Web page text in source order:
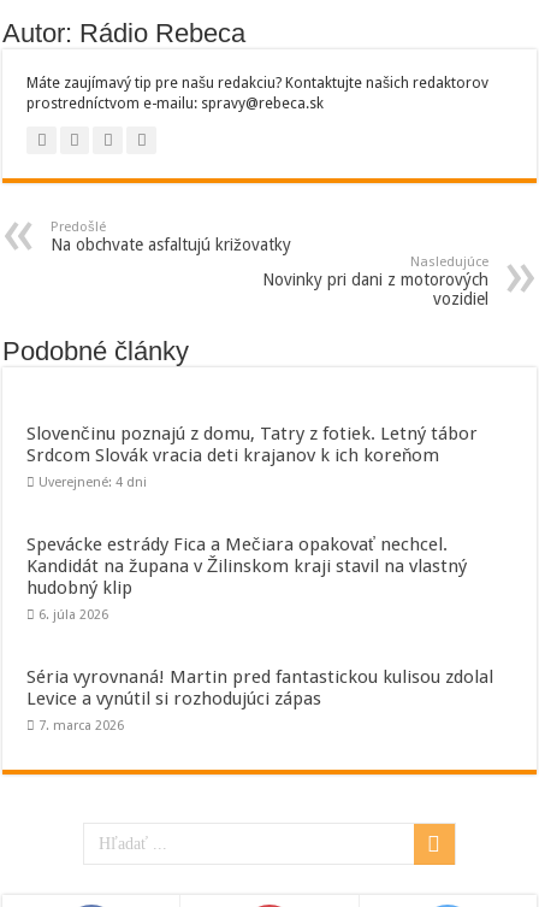
Autor: Rádio Rebeca
Máte zaujímavý tip pre našu redakciu? Kontaktujte našich redaktorov
prostredníctvom e-mailu: spravy@rebeca.sk
Predošlé
Na obchvate asfaltujú križovatky
Nasledujúce
Novinky pri dani z motorových
vozidiel
Podobné články
Slovenčinu poznajú z domu, Tatry z fotiek. Letný tábor
Srdcom Slovák vracia deti krajanov k ich koreňom
Uverejnené: 4 dni
Spevácke estrády Fica a Mečiara opakovať nechcel.
Kandidát na župana v Žilinskom kraji stavil na vlastný
hudobný klip
6. júla 2026
Séria vyrovnaná! Martin pred fantastickou kulisou zdolal
Levice a vynútil si rozhodujúci zápas
7. marca 2026